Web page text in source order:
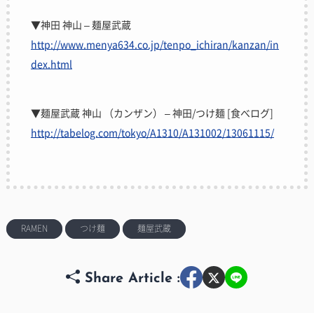
▼神田 神山 – 麺屋武蔵
http://www.menya634.co.jp/tenpo_ichiran/kanzan/in
dex.html
▼麺屋武蔵 神山 （カンザン） – 神田/つけ麺 [食べログ]
http://tabelog.com/tokyo/A1310/A131002/13061115/
RAMEN つけ麺 麺屋武蔵
Share Article :